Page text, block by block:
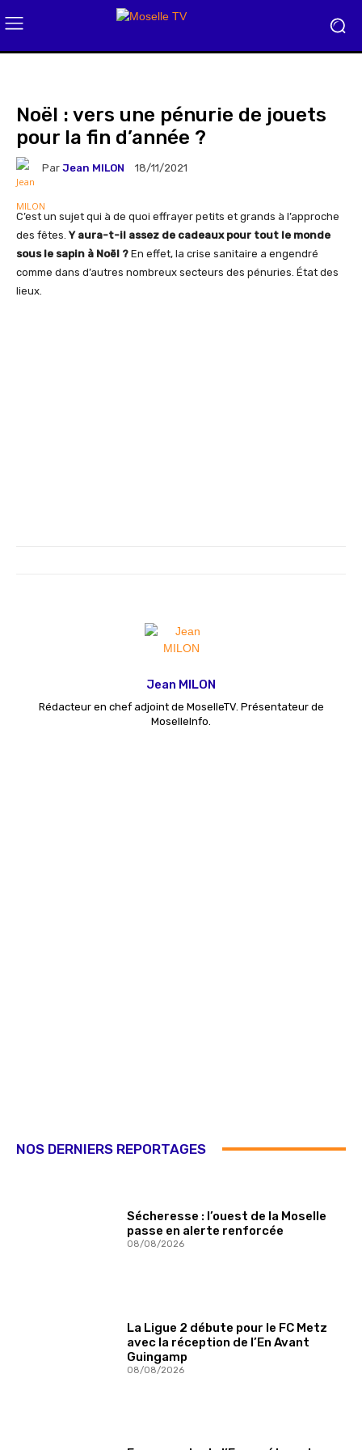
Noël : vers une pénurie de jouets
pour la fin d’année ?
Par Jean MILON 18/11/2021
C’est un sujet qui à de quoi effrayer petits et grands à l’approche
des fêtes. Y aura-t-il assez de cadeaux pour tout le monde
sous le sapin à Noël ? En effet, la crise sanitaire a engendré
comme dans d’autres nombreux secteurs des pénuries. État des
lieux.
Jean MILON
Rédacteur en chef adjoint de MoselleTV. Présentateur de
MoselleInfo.
NOS DERNIERS REPORTAGES
Sécheresse : l’ouest de la Moselle
passe en alerte renforcée
08/08/2026
La Ligue 2 débute pour le FC Metz
avec la réception de l’En Avant
Guingamp
08/08/2026